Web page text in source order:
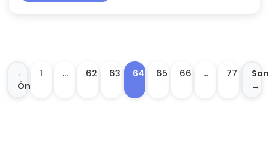
←
Önceki
1 … 62 63 64 65 66 … 77
→